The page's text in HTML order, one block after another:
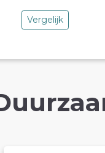
Vergelijk